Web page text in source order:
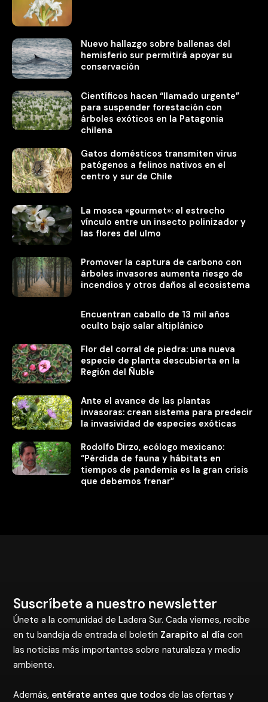
Nuevo hallazgo sobre ballenas del
hemisferio sur permitirá apoyar su
conservación
Científicos hacen “llamado urgente”
para suspender forestación con
árboles exóticos en la Patagonia
chilena
Gatos domésticos transmiten virus
patógenos a felinos nativos en el
centro y sur de Chile
La mosca «gourmet»: el estrecho
vínculo entre un insecto polinizador y
las flores del ulmo
Promover la captura de carbono con
árboles invasores aumenta riesgo de
incendios y otros daños al ecosistema
Encuentran caballo de 13 mil años
oculto bajo salar altiplánico
Flor del corral de piedra: una nueva
especie de planta descubierta en la
Región del Ñuble
Ante el avance de las plantas
invasoras: crean sistema para predecir
la invasividad de especies exóticas
Rodolfo Dirzo, ecólogo mexicano:
“Pérdida de fauna y hábitats en
tiempos de pandemia es la gran crisis
que debemos frenar”
Suscríbete a nuestro newsletter
Únete a la comunidad de Ladera Sur. Cada viernes, recibe
en tu bandeja de entrada el boletín Zarapito al día con
las noticias más importantes sobre naturaleza y medio
ambiente.
Además, entérate antes que todos de las ofertas y